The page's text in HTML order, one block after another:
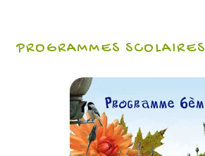
PROGRAMMES SCOLAIRES